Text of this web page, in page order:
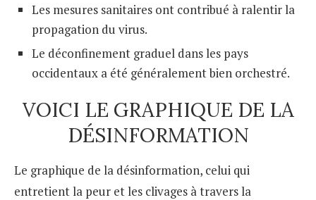
Les mesures sanitaires ont contribué à ralentir la
propagation du virus.
Le déconfinement graduel dans les pays
occidentaux a été généralement bien orchestré.
VOICI LE GRAPHIQUE DE LA
DÉSINFORMATION
Le graphique de la désinformation, celui qui
entretient la peur et les clivages à travers la